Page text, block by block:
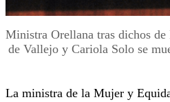
Ministra Orellana tras dichos de
de Vallejo y Cariola Solo se
La ministra de la Mujer y